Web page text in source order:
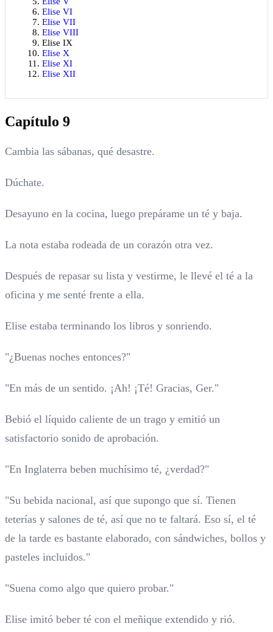
Elise VI
Elise VII
Elise VIII
Elise IX
Elise X
Elise XI
Elise XII
Capítulo 9
Cambia las sábanas, qué desastre.
Dúchate.
Desayuno en la cocina, luego prepárame un té y baja.
La nota estaba rodeada de un corazón otra vez.
Después de repasar su lista y vestirme, le llevé el té a la
oficina y me senté frente a ella.
Elise estaba terminando los libros y sonriendo.
"¿Buenas noches entonces?"
"En más de un sentido. ¡Ah! ¡Té! Gracias, Ger."
Bebió el líquido caliente de un trago y emitió un
satisfactorio sonido de aprobación.
"En Inglaterra beben muchísimo té, ¿verdad?"
"Su bebida nacional, así que supongo que sí. Tienen
teterías y salones de té, así que no te faltará. Eso sí, el té
de la tarde es bastante elaborado, con sándwiches, bollos y
pasteles incluidos."
"Suena como algo que quiero probar."
Elise imitó beber té con el meñique extendido y rió.